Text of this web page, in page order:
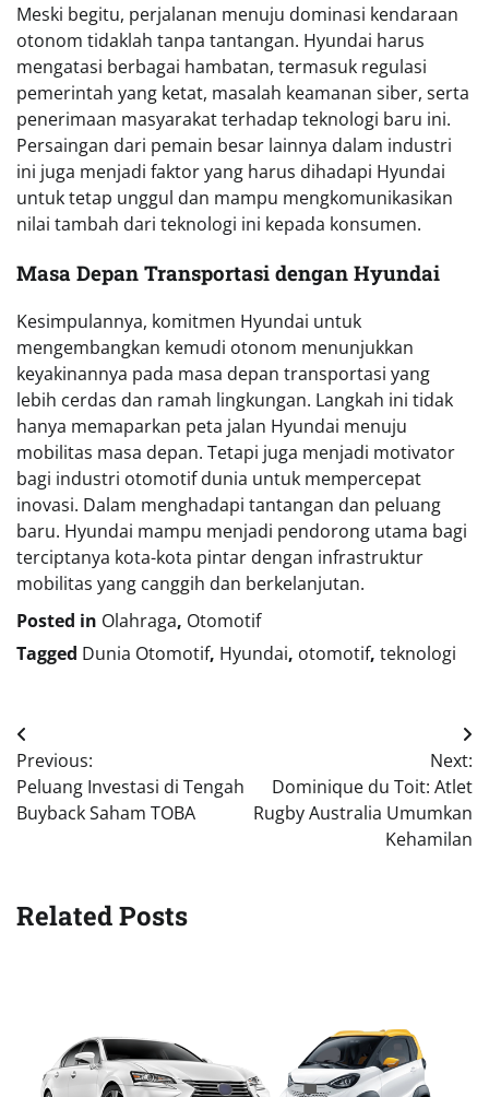
Meski begitu, perjalanan menuju dominasi kendaraan
otonom tidaklah tanpa tantangan. Hyundai harus
mengatasi berbagai hambatan, termasuk regulasi
pemerintah yang ketat, masalah keamanan siber, serta
penerimaan masyarakat terhadap teknologi baru ini.
Persaingan dari pemain besar lainnya dalam industri
ini juga menjadi faktor yang harus dihadapi Hyundai
untuk tetap unggul dan mampu mengkomunikasikan
nilai tambah dari teknologi ini kepada konsumen.
Masa Depan Transportasi dengan Hyundai
Kesimpulannya, komitmen Hyundai untuk
mengembangkan kemudi otonom menunjukkan
keyakinannya pada masa depan transportasi yang
lebih cerdas dan ramah lingkungan. Langkah ini tidak
hanya memaparkan peta jalan Hyundai menuju
mobilitas masa depan. Tetapi juga menjadi motivator
bagi industri otomotif dunia untuk mempercepat
inovasi. Dalam menghadapi tantangan dan peluang
baru. Hyundai mampu menjadi pendorong utama bagi
terciptanya kota-kota pintar dengan infrastruktur
mobilitas yang canggih dan berkelanjutan.
Posted in Olahraga, Otomotif
Tagged Dunia Otomotif, Hyundai, otomotif, teknologi
Navigasi
pos
Previous:
Peluang Investasi di Tengah
Buyback Saham TOBA
Next:
Dominique du Toit: Atlet
Rugby Australia Umumkan
Kehamilan
Related Posts